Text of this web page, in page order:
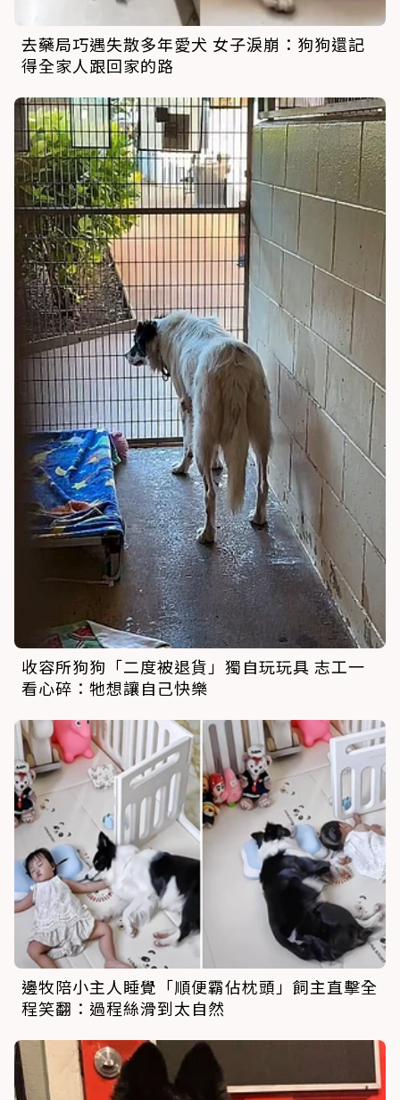
去藥局巧遇失散多年愛犬 女子淚崩：狗狗還記
得全家人跟回家的路
收容所狗狗「二度被退貨」獨自玩玩具 志工一
看心碎：牠想讓自己快樂
邊牧陪小主人睡覺「順便霸佔枕頭」飼主直擊全
程笑翻：過程絲滑到太自然